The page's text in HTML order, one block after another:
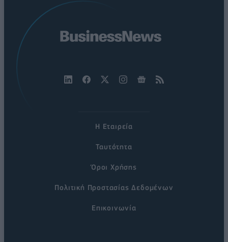
Η Εταιρεία
Ταυτότητα
Όροι Χρήσης
Πολιτική Προστασίας Δεδομένων
Επικοινωνία